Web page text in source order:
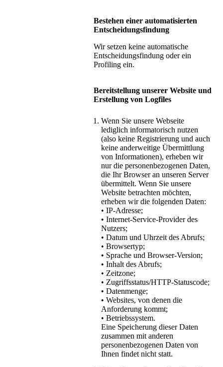
Bestehen einer automatisierten
Entscheidungsfindung
Wir setzen keine automatische
Entscheidungsfindung oder ein
Profiling ein.
Bereitstellung unserer Website und
Erstellung von Logfiles
Wenn Sie unsere Webseite
lediglich informatorisch nutzen
(also keine Registrierung und auch
keine anderweitige Übermittlung
von Informationen), erheben wir
nur die personenbezogenen Daten,
die Ihr Browser an unseren Server
übermittelt. Wenn Sie unsere
Website betrachten möchten,
erheben wir die folgenden Daten:
• IP-Adresse;
• Internet-Service-Provider des
Nutzers;
• Datum und Uhrzeit des Abrufs;
• Browsertyp;
• Sprache und Browser-Version;
• Inhalt des Abrufs;
• Zeitzone;
• Zugriffsstatus/HTTP-Statuscode;
• Datenmenge;
• Websites, von denen die
Anforderung kommt;
• Betriebssystem.
Eine Speicherung dieser Daten
zusammen mit anderen
personenbezogenen Daten von
Ihnen findet nicht statt.